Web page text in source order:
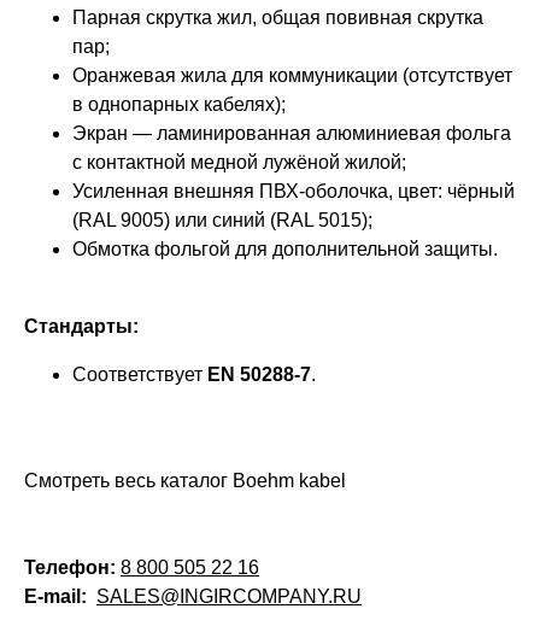
Парная скрутка жил, общая повивная скрутка
пар;
Оранжевая жила для коммуникации (отсутствует
в однопарных кабелях);
Экран — ламинированная алюминиевая фольга
с контактной медной лужёной жилой;
Усиленная внешняя ПВХ-оболочка, цвет: чёрный
(RAL 9005) или синий (RAL 5015);
Обмотка фольгой для дополнительной защиты.
Стандарты:
Соответствует EN 50288-7.
Смотреть весь каталог Boehm kabel
Телефон: 8 800 505 22 16
E-mail: SALES@INGIRCOMPANY.RU